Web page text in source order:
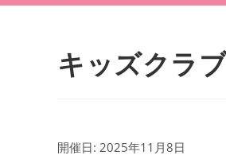
キッズクラ
開催日: 2025年11月8日